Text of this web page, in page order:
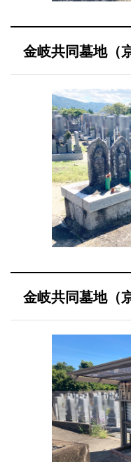
金岐共同墓地（
金岐共同墓地（